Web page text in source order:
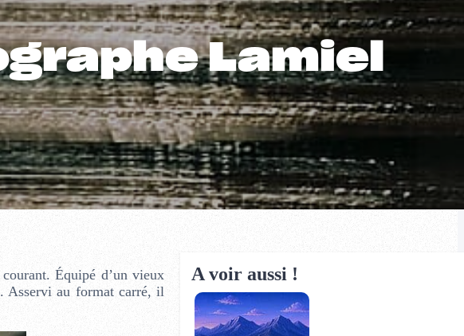
Lamiel
Équipé d’un vieux
Asservi au format carré, il
A voir aussi !